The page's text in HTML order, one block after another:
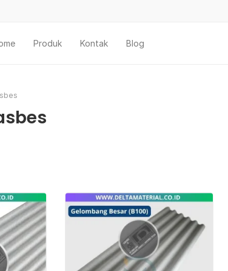
Produk Kontak Blog